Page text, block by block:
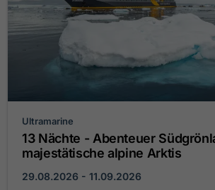
Ultramarine
13 Nächte - Abenteuer
majestätische alpine Arktis
29.08.2026 - 11.09.2026